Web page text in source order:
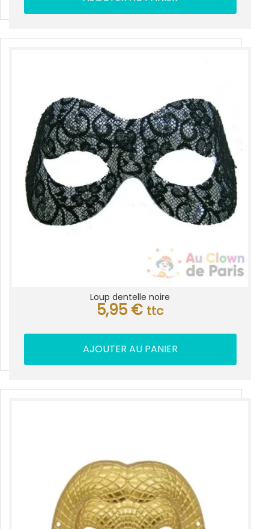
Loup dentelle noire
5,95 € ttc
AJOUTER AU PANIER